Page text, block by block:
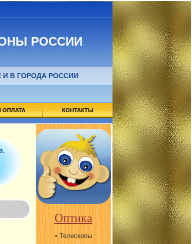
РОССИИ
В ГОРОДА РОССИИ
ОПЛАТА КОНТАКТЫ
Оптика
• Телескопы